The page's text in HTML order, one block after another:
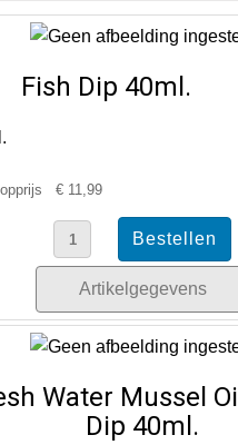
Fish Dip 40ml.
€ 11,99
Artikelgegevens
Water Mussel Oil
Dip 40ml.